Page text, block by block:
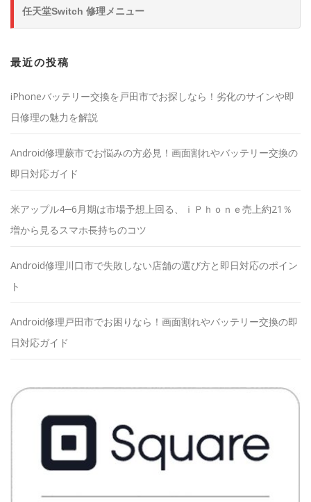
任天堂Switch 修理メニュー
最近の投稿
iPhoneバッテリー交換を戸田市でお探しなら！劣化のサインや即
日修理の魅力を解説
Android修理蕨市でお悩みの方必見！画面割れやバッテリー交換の
即日対応ガイド
米アップル4─6月期は市場予想上回る、ｉＰｈｏｎｅ売上約21％
増から見るスマホ長持ちのコツ
Android修理川口市で失敗しない店舗の選び方と即日対応のポイン
ト
Android修理戸田市でお困りなら！画面割れやバッテリー交換の即
日対応ガイド